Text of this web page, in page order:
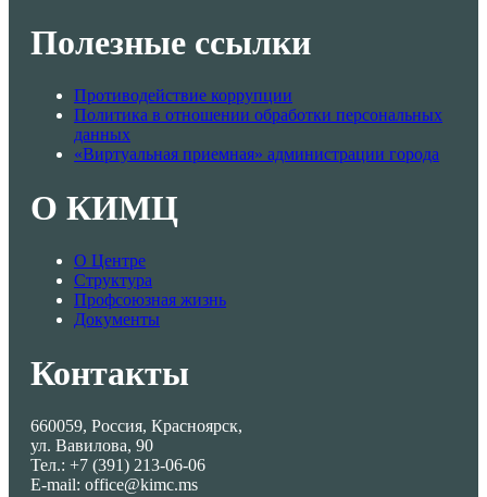
Полезные ссылки
Противодействие коррупции
Политика в отношении обработки персональных
данных
«Виртуальная приемная» администрации города
О КИМЦ
О Центре
Структура
Профсоюзная жизнь
Документы
Контакты
660059, Россия, Красноярск,
ул. Вавилова, 90
Тел.: +7 (391) 213-06-06
E-mail: office@kimc.ms